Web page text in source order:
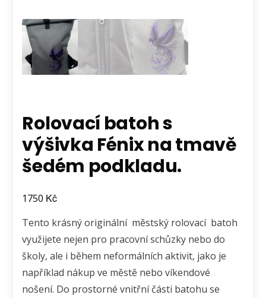
Rolovací batoh s
výšivka Fénix na tmavě
šedém podkladu.
1750 Kč
Tento krásný originální městský rolovací batoh
využijete nejen pro pracovní schůzky nebo do
školy, ale i během neformálních aktivit, jako je
například nákup ve městě nebo víkendové
nošení. Do prostorné vnitřní části batohu se